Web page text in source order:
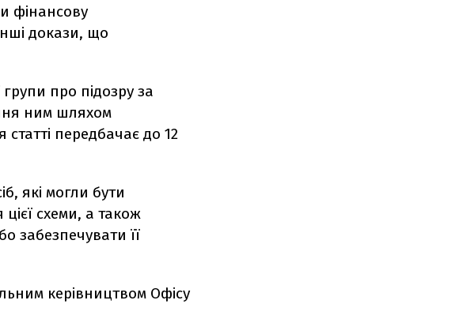
фінансову
докази, що
про підозру за
ним шляхом
передбачає до 12
які могли бути
схеми, а також
забезпечувати її
керівництвом Офісу